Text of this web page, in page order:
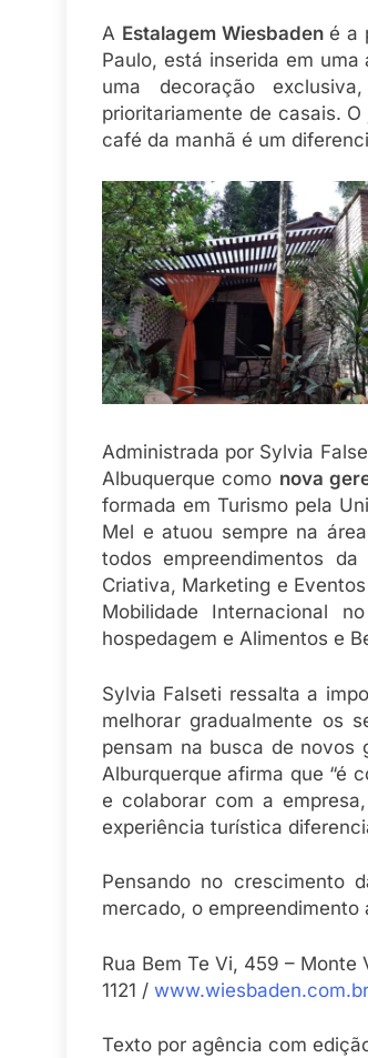
A Estalagem Wiesbadené a
Paulo, está inserida em
uma decoração
prioritariamente de casais.
café da manhã é um
Administrada por Sylvia
Albuquerque como nova
formada em Turismo pela
Mel e atuou sempre na
todos empreendimentos
Criativa, Marketing e
Mobilidade Internacional
hospedagem e Alimentos e
Sylvia Falseti ressalta a
melhorar gradualmente os
pensam na busca de novos
Alburquerque afirma que “é
e colaborar com a
experiência turística
Pensando no crescimento
mercado, o
Rua Bem Te Vi, 459 –
1121 / www.wiesbaden.com.br
Texto por agência com